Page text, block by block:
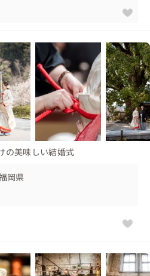
の美味しい結婚式
岡県